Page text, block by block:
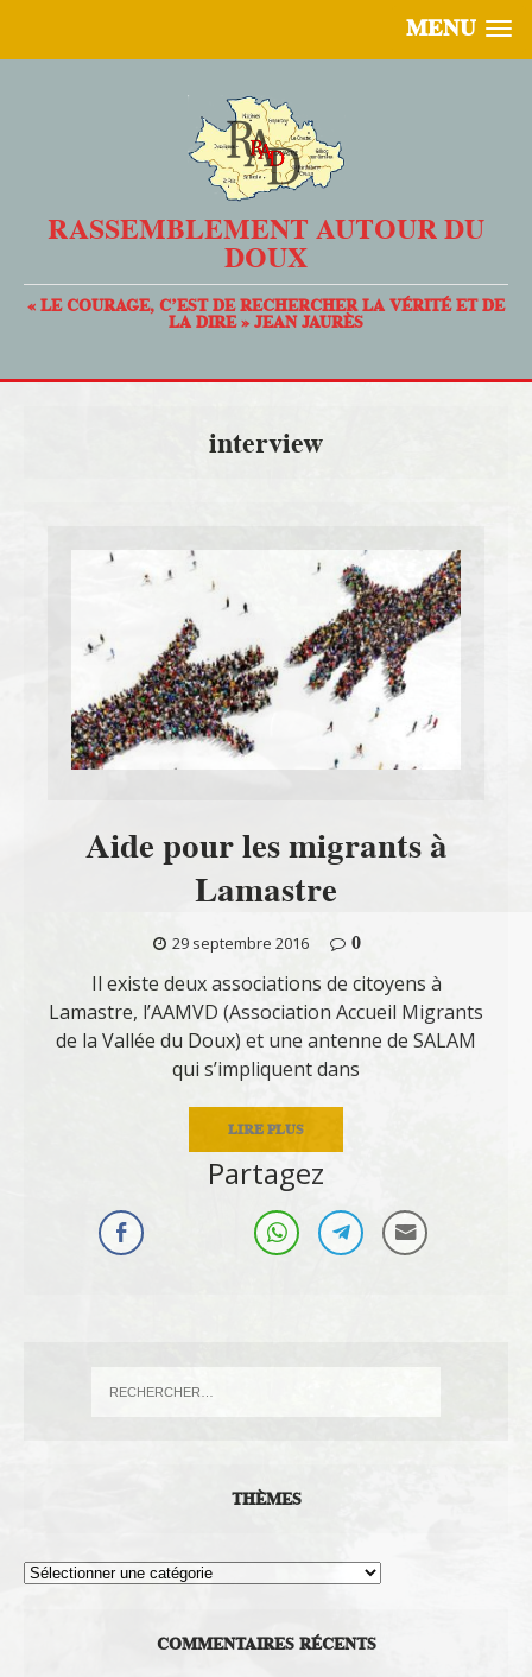
MENU
RASSEMBLEMENT AUTOUR DU
DOUX
« LE COURAGE, C’EST DE RECHERCHER LA VÉRITÉ ET DE
LA DIRE » JEAN JAURÈS
interview
Aide pour les migrants à
Lamastre
29 septembre 2016
0
Il existe deux associations de citoyens à
Lamastre, l’AAMVD (Association Accueil Migrants
de la Vallée du Doux) et une antenne de SALAM
qui s’impliquent dans
LIRE PLUS
Partagez
THÈMES
Thèmes
COMMENTAIRES RÉCENTS